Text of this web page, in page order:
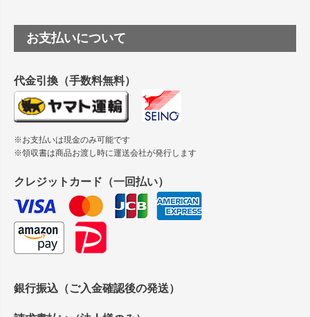
つや消し半透明ラベルのロールタイプはありますか？
縦420mm×横650mmの包装紙に適した紙はありますか？
ップ
お支払いについて
代金引換（手数料無料）
※お支払いは現金のみ可能です
※領収書は商品お渡し時に運送会社が発行します
クレジットカード（一回払い）
銀行振込（ご入金確認後の発送）